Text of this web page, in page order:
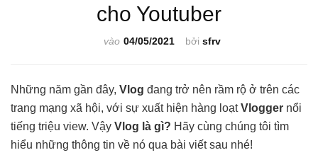
cho Youtuber
bởi sfrv
vào 04/05/2021
Những năm gần đây, Vlog đang trở nên rầm rộ ở trên các
trang mạng xã hội, với sự xuất hiện hàng loạtVlogger nổi
tiếng triệu view. Vậy Vlog là gì? Hãy cùng chúng tôi tìm
hiểu những thông tin về nó qua bài viết sau nhé!